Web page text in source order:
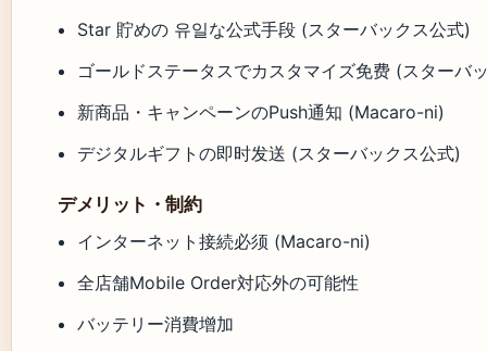
Star 貯めの 유일な公式手段 (スターバックス公式)
ゴールドステータスでカスタマイズ免费 (スターバ
新商品・キャンペーンのPush通知 (Macaro-ni)
デジタルギフトの即时发送 (スターバックス公式)
デメリット・制約
インターネット接続必须 (Macaro-ni)
全店舗Mobile Order対応外の可能性
バッテリー消費增加